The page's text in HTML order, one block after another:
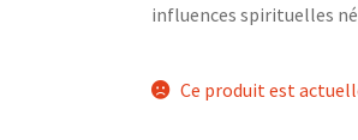
influences spirituelles
Ce produit est